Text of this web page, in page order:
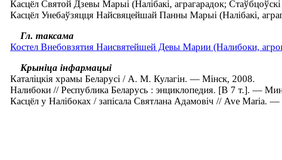
Касцёл Святой Дзевы Марыі (Налібакі, аграгарадок; Стаўбцоўскі
Касцёл Унебаўзяцця Найсвяцейшай Панны Марыі (Налібакі,
Гл. таксама
Костел Внебовзятия Наисвятейшей Девы Марии (Налибоки,
Крыніца інфармацыі
Каталіцкія храмы Беларусі / А. М. Кулагін. — Мінск, 2008.
Налибоки // Республика Беларусь : энциклопедия. [В 7 т.]. —
Касцёл у Налібоках / запісала Святлана Адамовіч // Ave